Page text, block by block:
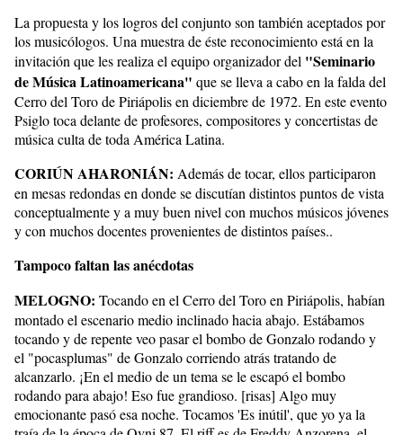
La propuesta y los logros del conjunto son también aceptados por
los musicólogos. Una muestra de éste reconocimiento está en la
invitación que les realiza el equipo organizador del "Seminario
de Música Latinoamericana" que se lleva a cabo en la falda del
Cerro del Toro de Piriápolis en diciembre de 1972. En este evento
Psiglo toca delante de profesores, compositores y concertistas de
música culta de toda América Latina.
CORIÚN AHARONIÁN: Además de tocar, ellos participaron
en mesas redondas en donde se discutían distintos puntos de vista
conceptualmente y a muy buen nivel con muchos músicos jóvenes
y con muchos docentes provenientes de distintos países..
Tampoco faltan las anécdotas
MELOGNO: Tocando en el Cerro del Toro en Piriápolis, habían
montado el escenario medio inclinado hacia abajo. Estábamos
tocando y de repente veo pasar el bombo de Gonzalo rodando y
el "pocasplumas" de Gonzalo corriendo atrás tratando de
alcanzarlo. ¡En el medio de un tema se le escapó el bombo
rodando para abajo! Eso fue grandioso. [risas] Algo muy
emocionante pasó esa noche. Tocamos 'Es inútil', que yo ya la